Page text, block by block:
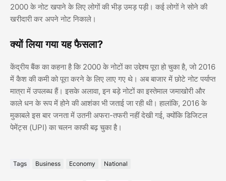
2000 के नोट खपाने के लिए लोगों की भीड़ उमड़ पड़ी। कई लोगों ने सोने की
खरीदारी कर अपने नोट निकाले।
क्यों लिया गया यह फैसला?
केंद्रीय बैंक का कहना है कि 2000 के नोटों का उद्देश्य पूरा हो चुका है, जो 2016
में कैश की कमी को पूरा करने के लिए लाए गए थे। अब बाजार में छोटे नोट पर्याप्त
मात्रा में उपलब्ध हैं। इसके अलावा, इन बड़े नोटों का इस्तेमाल जमाखोरी और
काले धन के रूप में होने की आशंका भी जताई जा रही थी। हालांकि, 2016 के
मुकाबले इस बार जनता में उतनी अफरा-तफरी नहीं देखी गई, क्योंकि डिजिटल
पेमेंट्स (UPI) का चलन काफी बढ़ चुका है।
Tags Business Economy National